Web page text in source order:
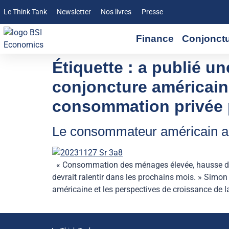
Le Think Tank Newsletter Nos livres Presse
Finance
Étiquette : a publié
conjoncture
consommation privée
Le consommateur américain
« Consommation des ménages élevée,
devrait ralentir dans les prochains mois. »
américaine et les perspectives de croissance de